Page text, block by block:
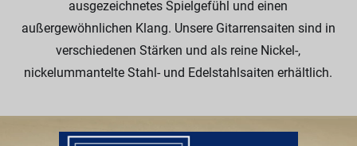
ausgezeichnetes Spielgefühl und einen
außergewöhnlichen Klang. Unsere Gitarrensaiten sind in
verschiedenen Stärken und als reine Nickel-,
nickelummantelte Stahl- und Edelstahlsaiten erhältlich.